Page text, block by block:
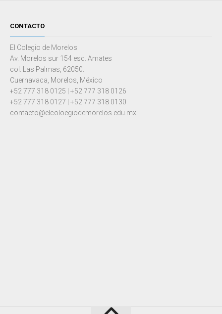
CONTACTO
El Colegio de Morelos
Av. Morelos sur 154 esq. Amates
col. Las Palmas, 62050.
Cuernavaca, Morelos, México
+52 777 318 0125 | +52 777 318 0126
+52 777 318 0127 | +52 777 318 0130
contacto@elcoloegiodemorelos.edu.mx